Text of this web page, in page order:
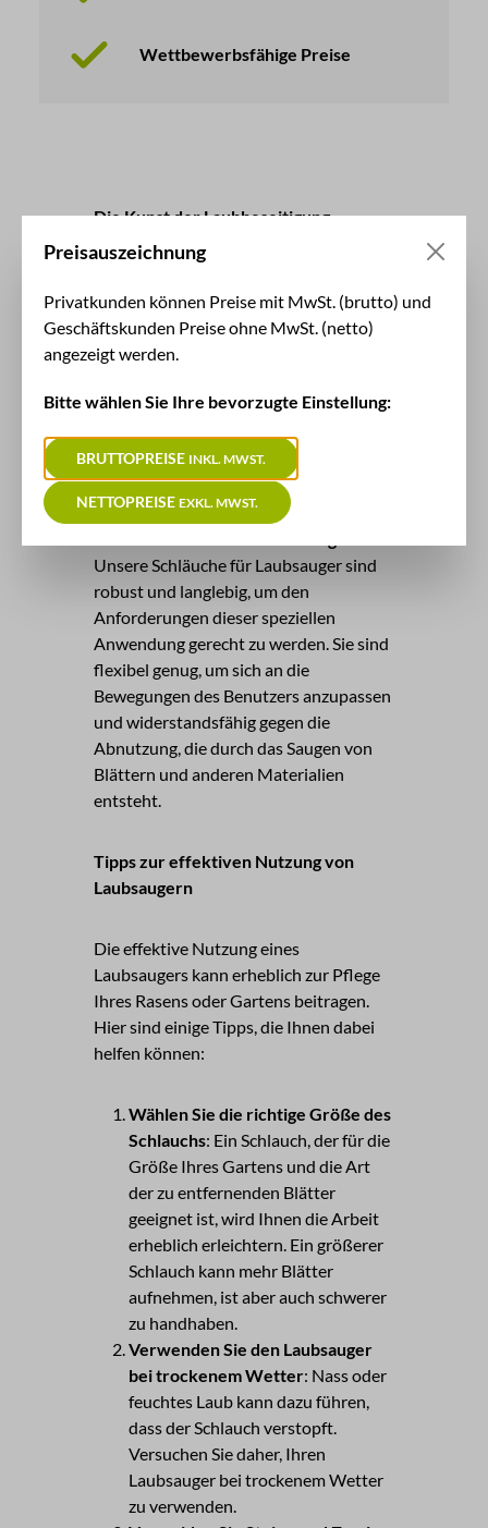
Wettbewerbsfähige Preise
Die Kunst der Laubbeseitigung
Laubsauger sind unverzichtbare
Werkzeuge für die Herbstsaison, sowohl
für Hausbesitzer als auch für
Landschaftsgärtner. Sie ermöglichen es,
Laub und andere organische Abfälle
nicht nur den visuellen Aspekt
Ungeziefer fernzuhalten und die
Gesundheit des Rasens zu erhalten.
Unsere Schläuche für Laubsauger sind
robust und langlebig, um den
Anforderungen dieser speziellen
Anwendung gerecht zu werden. Sie sind
flexibel genug, um sich an die
Bewegungen des Benutzers anzupassen
und widerstandsfähig gegen die
Abnutzung, die durch das Saugen von
Blättern und anderen Materialien
entsteht.
Tipps zur effektiven Nutzung von
Laubsaugern
Die effektive Nutzung eines
Laubsaugers kann erheblich zur Pflege
Ihres Rasens oder Gartens beitragen.
Hier sind einige Tipps, die Ihnen dabei
helfen können:
Wählen Sie die richtige Größe des
Schlauchs: Ein Schlauch, der für die
Größe Ihres Gartens und die Art
der zu entfernenden Blätter
geeignet ist, wird Ihnen die Arbeit
erheblich erleichtern. Ein größerer
Schlauch kann mehr Blätter
aufnehmen, ist aber auch schwerer
zu handhaben.
Verwenden Sie den Laubsauger
bei trockenem Wetter: Nass oder
feuchtes Laub kann dazu führen,
dass der Schlauch verstopft.
Versuchen Sie daher, Ihren
Laubsauger bei trockenem Wetter
zu verwenden.
Preisauszeichnung
Privatkunden können Preise mit MwSt. (brutto) und
Geschäftskunden Preise ohne MwSt. (netto)
angezeigt werden.
Bitte wählen Sie Ihre bevorzugte Einstellung:
BRUTTOPREISE INKL. MWST.
NETTOPREISE EXKL. MWST.